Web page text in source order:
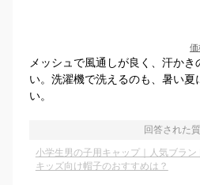
価
メッシュで風通しが良く、汗か
い。洗濯機で洗えるのも、暑い夏
い。
回答された
小学生男の子用キャップ｜人気ブラ
キッズ向け帽子のおすすめは？